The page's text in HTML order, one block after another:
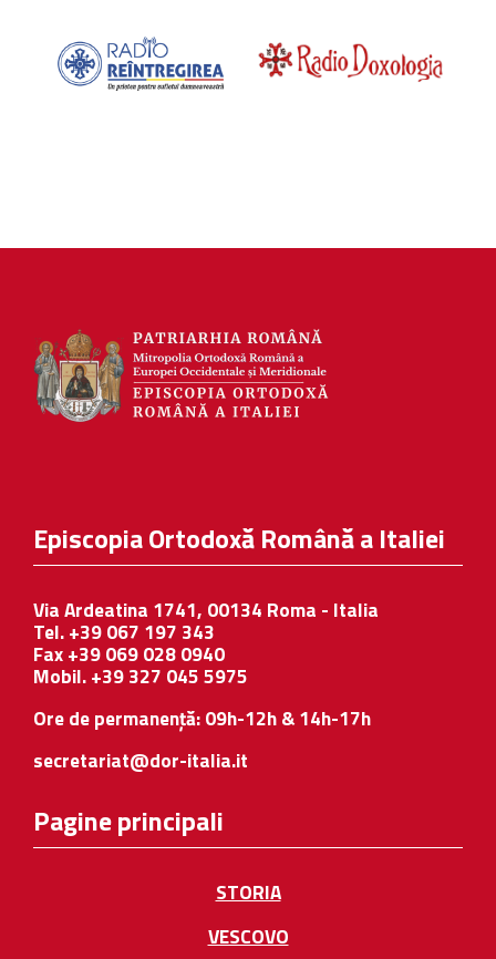
Episcopia Ortodoxă Română a Italiei
Via Ardeatina 1741, 00134 Roma - Italia
Tel. +39 067 197 343
Fax +39 069 028 0940
Mobil. +39 327 045 5975
Ore de permanență: 09h-12h & 14h-17h
secretariat@dor-italia.it
Pagine principali
STORIA
VESCOVO